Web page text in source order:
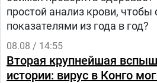
простой анализ крови, чтобы
показателями из года в год?
08.08 / 14:55
Вторая крупнейшая
истории: вирус в Конго